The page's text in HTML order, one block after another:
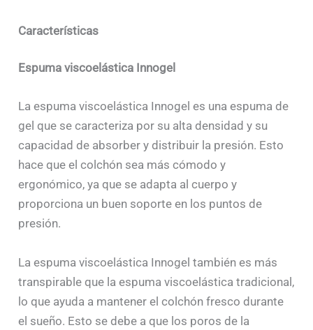
Características
Espuma viscoelástica Innogel
La espuma viscoelástica Innogel es una espuma de
gel que se caracteriza por su alta densidad y su
capacidad de absorber y distribuir la presión. Esto
hace que el colchón sea más cómodo y
ergonómico, ya que se adapta al cuerpo y
proporciona un buen soporte en los puntos de
presión.
La espuma viscoelástica Innogel también es más
transpirable que la espuma viscoelástica tradicional,
lo que ayuda a mantener el colchón fresco durante
el sueño. Esto se debe a que los poros de la